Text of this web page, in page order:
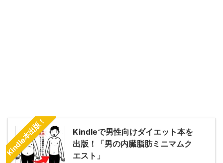
Kindle本出版！
Kindleで男性向けダイエット本を
出版！「男の内臓脂肪ミニマムク
エスト」